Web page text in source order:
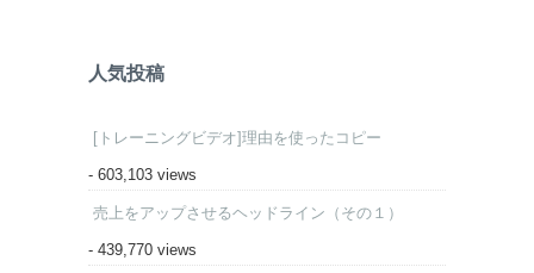
人気投稿
[トレーニングビデオ]理由を使ったコピー
- 603,103 views
売上をアップさせるヘッドライン（その１）
- 439,770 views